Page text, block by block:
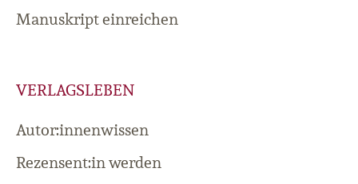
Manuskript einreichen
VERLAGSLEBEN
Autor:innenwissen
Rezensent:in werden